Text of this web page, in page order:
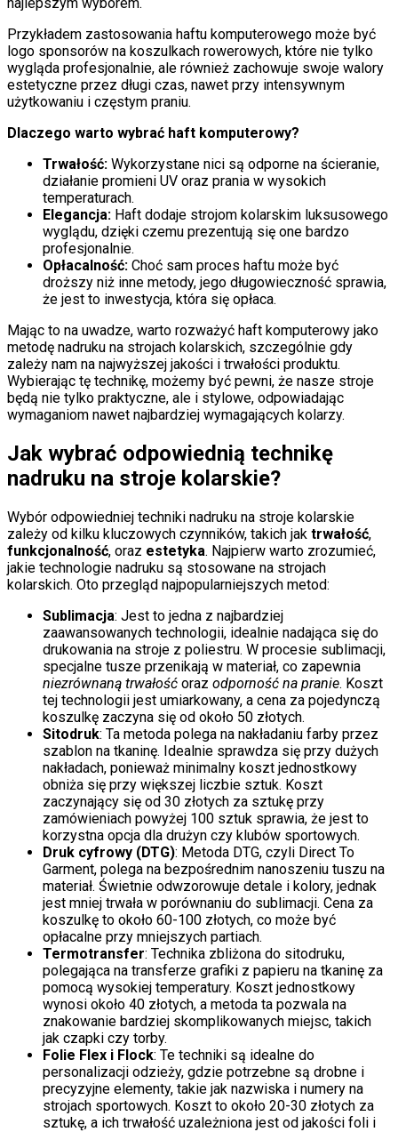
Przykładem zastosowania haftu komputerowego może być
logo sponsorów na koszulkach rowerowych, które nie tylko
wygląda profesjonalnie, ale również zachowuje swoje walory
estetyczne przez długi czas, nawet przy intensywnym
użytkowaniu i częstym praniu.
Dlaczego warto wybrać haft komputerowy?
Trwałość: Wykorzystane nici są odporne na ścieranie,
działanie promieni UV oraz prania w wysokich
temperaturach.
Elegancja: Haft dodaje strojom kolarskim luksusowego
wyglądu, dzięki czemu prezentują się one bardzo
profesjonalnie.
Opłacalność: Choć sam proces haftu może być
droższy niż inne metody, jego długowieczność sprawia,
że jest to inwestycja, która się opłaca.
Mając to na uwadze, warto rozważyć haft komputerowy jako
metodę nadruku na strojach kolarskich, szczególnie gdy
zależy nam na najwyższej jakości i trwałości produktu.
Wybierając tę technikę, możemy być pewni, że nasze stroje
będą nie tylko praktyczne, ale i stylowe, odpowiadając
wymaganiom nawet najbardziej wymagających kolarzy.
Jak wybrać odpowiednią technikę
nadruku na stroje kolarskie?
Wybór odpowiedniej techniki nadruku na stroje kolarskie
zależy od kilku kluczowych czynników, takich jak trwałość,
funkcjonalność, oraz estetyka. Najpierw warto zrozumieć,
jakie technologie nadruku są stosowane na strojach
kolarskich. Oto przegląd najpopularniejszych metod:
Sublimacja: Jest to jedna z najbardziej
zaawansowanych technologii, idealnie nadająca się do
drukowania na stroje z poliestru. W procesie sublimacji,
specjalne tusze przenikają w materiał, co zapewnia
niezrównaną trwałość oraz odporność na pranie. Koszt
tej technologii jest umiarkowany, a cena za pojedynczą
koszulkę zaczyna się od około 50 złotych.
Sitodruk: Ta metoda polega na nakładaniu farby przez
szablon na tkaninę. Idealnie sprawdza się przy dużych
nakładach, ponieważ minimalny koszt jednostkowy
obniża się przy większej liczbie sztuk. Koszt
zaczynający się od 30 złotych za sztukę przy
zamówieniach powyżej 100 sztuk sprawia, że jest to
korzystna opcja dla drużyn czy klubów sportowych.
Druk cyfrowy (DTG): Metoda DTG, czyli Direct To
Garment, polega na bezpośrednim nanoszeniu tuszu na
materiał. Świetnie odwzorowuje detale i kolory, jednak
jest mniej trwała w porównaniu do sublimacji. Cena za
koszulkę to około 60-100 złotych, co może być
opłacalne przy mniejszych partiach.
Termotransfer: Technika zbliżona do sitodruku,
polegająca na transferze grafiki z papieru na tkaninę za
pomocą wysokiej temperatury. Koszt jednostkowy
wynosi około 40 złotych, a metoda ta pozwala na
znakowanie bardziej skomplikowanych miejsc, takich
jak czapki czy torby.
Folie Flex i Flock: Te techniki są idealne do
personalizacji odzieży, gdzie potrzebne są drobne i
precyzyjne elementy, takie jak nazwiska i numery na
strojach sportowych. Koszt to około 20-30 złotych za
sztukę, a ich trwałość uzależniona jest od jakości foli i